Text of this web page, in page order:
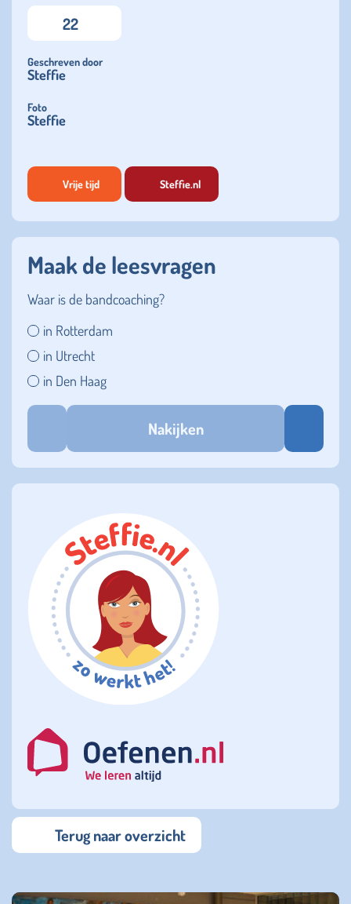
22
Geschreven door
Steffie
Foto
Steffie
Vrije tijd Steffie.nl
Maak de leesvragen
Waar is de bandcoaching?
in Rotterdam
in Utrecht
in Den Haag
Nakijken
Terug naar overzicht